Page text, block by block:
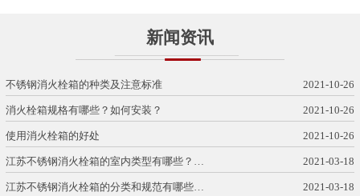
新闻资讯
不锈钢消火栓箱的种类及注意标准 2021-10-26
消火栓箱规格有哪些？如何安装？ 2021-10-26
使用消火栓箱的好处 2021-10-26
江苏不锈钢消火栓箱的室内类型有哪些？… 2021-03-18
江苏不锈钢消火栓箱的分类和规范有哪些… 2021-03-18